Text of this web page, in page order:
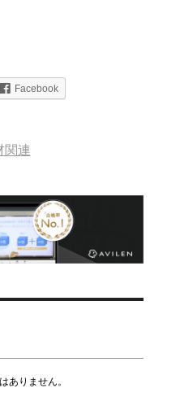
Facebook
関連
ありません。